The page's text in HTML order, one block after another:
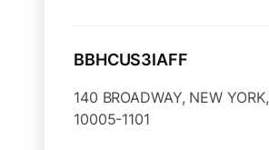
BBHCUS3IAFF
140 BROADWAY, NEW YORK,
10005-1101